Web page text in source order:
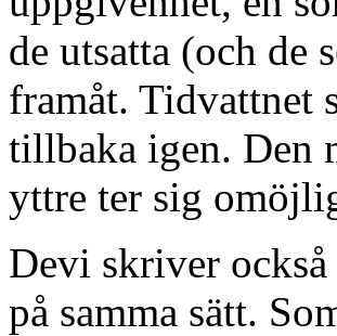
de utsatta (och de
framåt. Tidvattnet
tillbaka igen. Den
yttre ter sig
Devi skriver
på samma sätt.